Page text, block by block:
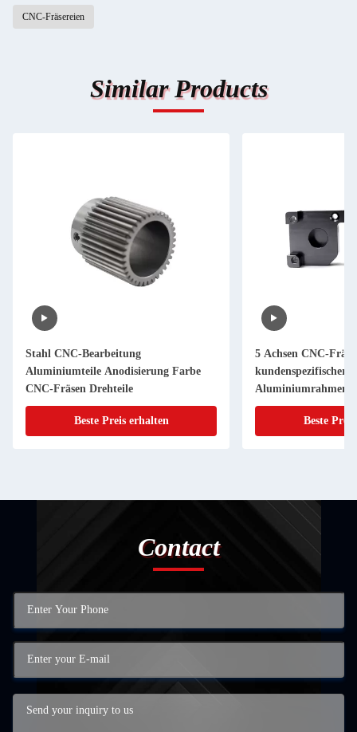
CNC-Fräsereien
Similar Products
Stahl CNC-Bearbeitung
Aluminiumteile Anodisierung Farbe
CNC-Fräsen Drehteile
Beste Preis erhalten
5 Achsen CNC-
kundenspezifischer
Aluminiumrahmen
Beste
Contact